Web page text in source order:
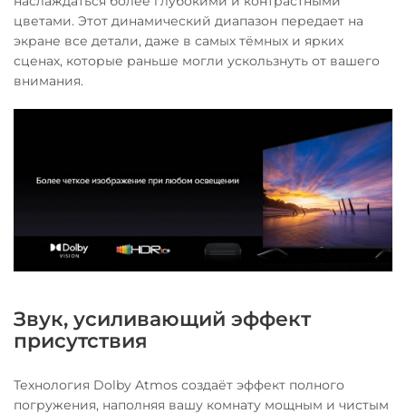
цветами. Этот динамический диапазон передает на
экране все детали, даже в самых тёмных и ярких
сценах, которые раньше могли ускользнуть от вашего
внимания.
Звук, усиливающий эффект
присутствия
Технология Dolby Atmos создаёт эффект полного
погружения, наполняя вашу комнату мощным и чистым